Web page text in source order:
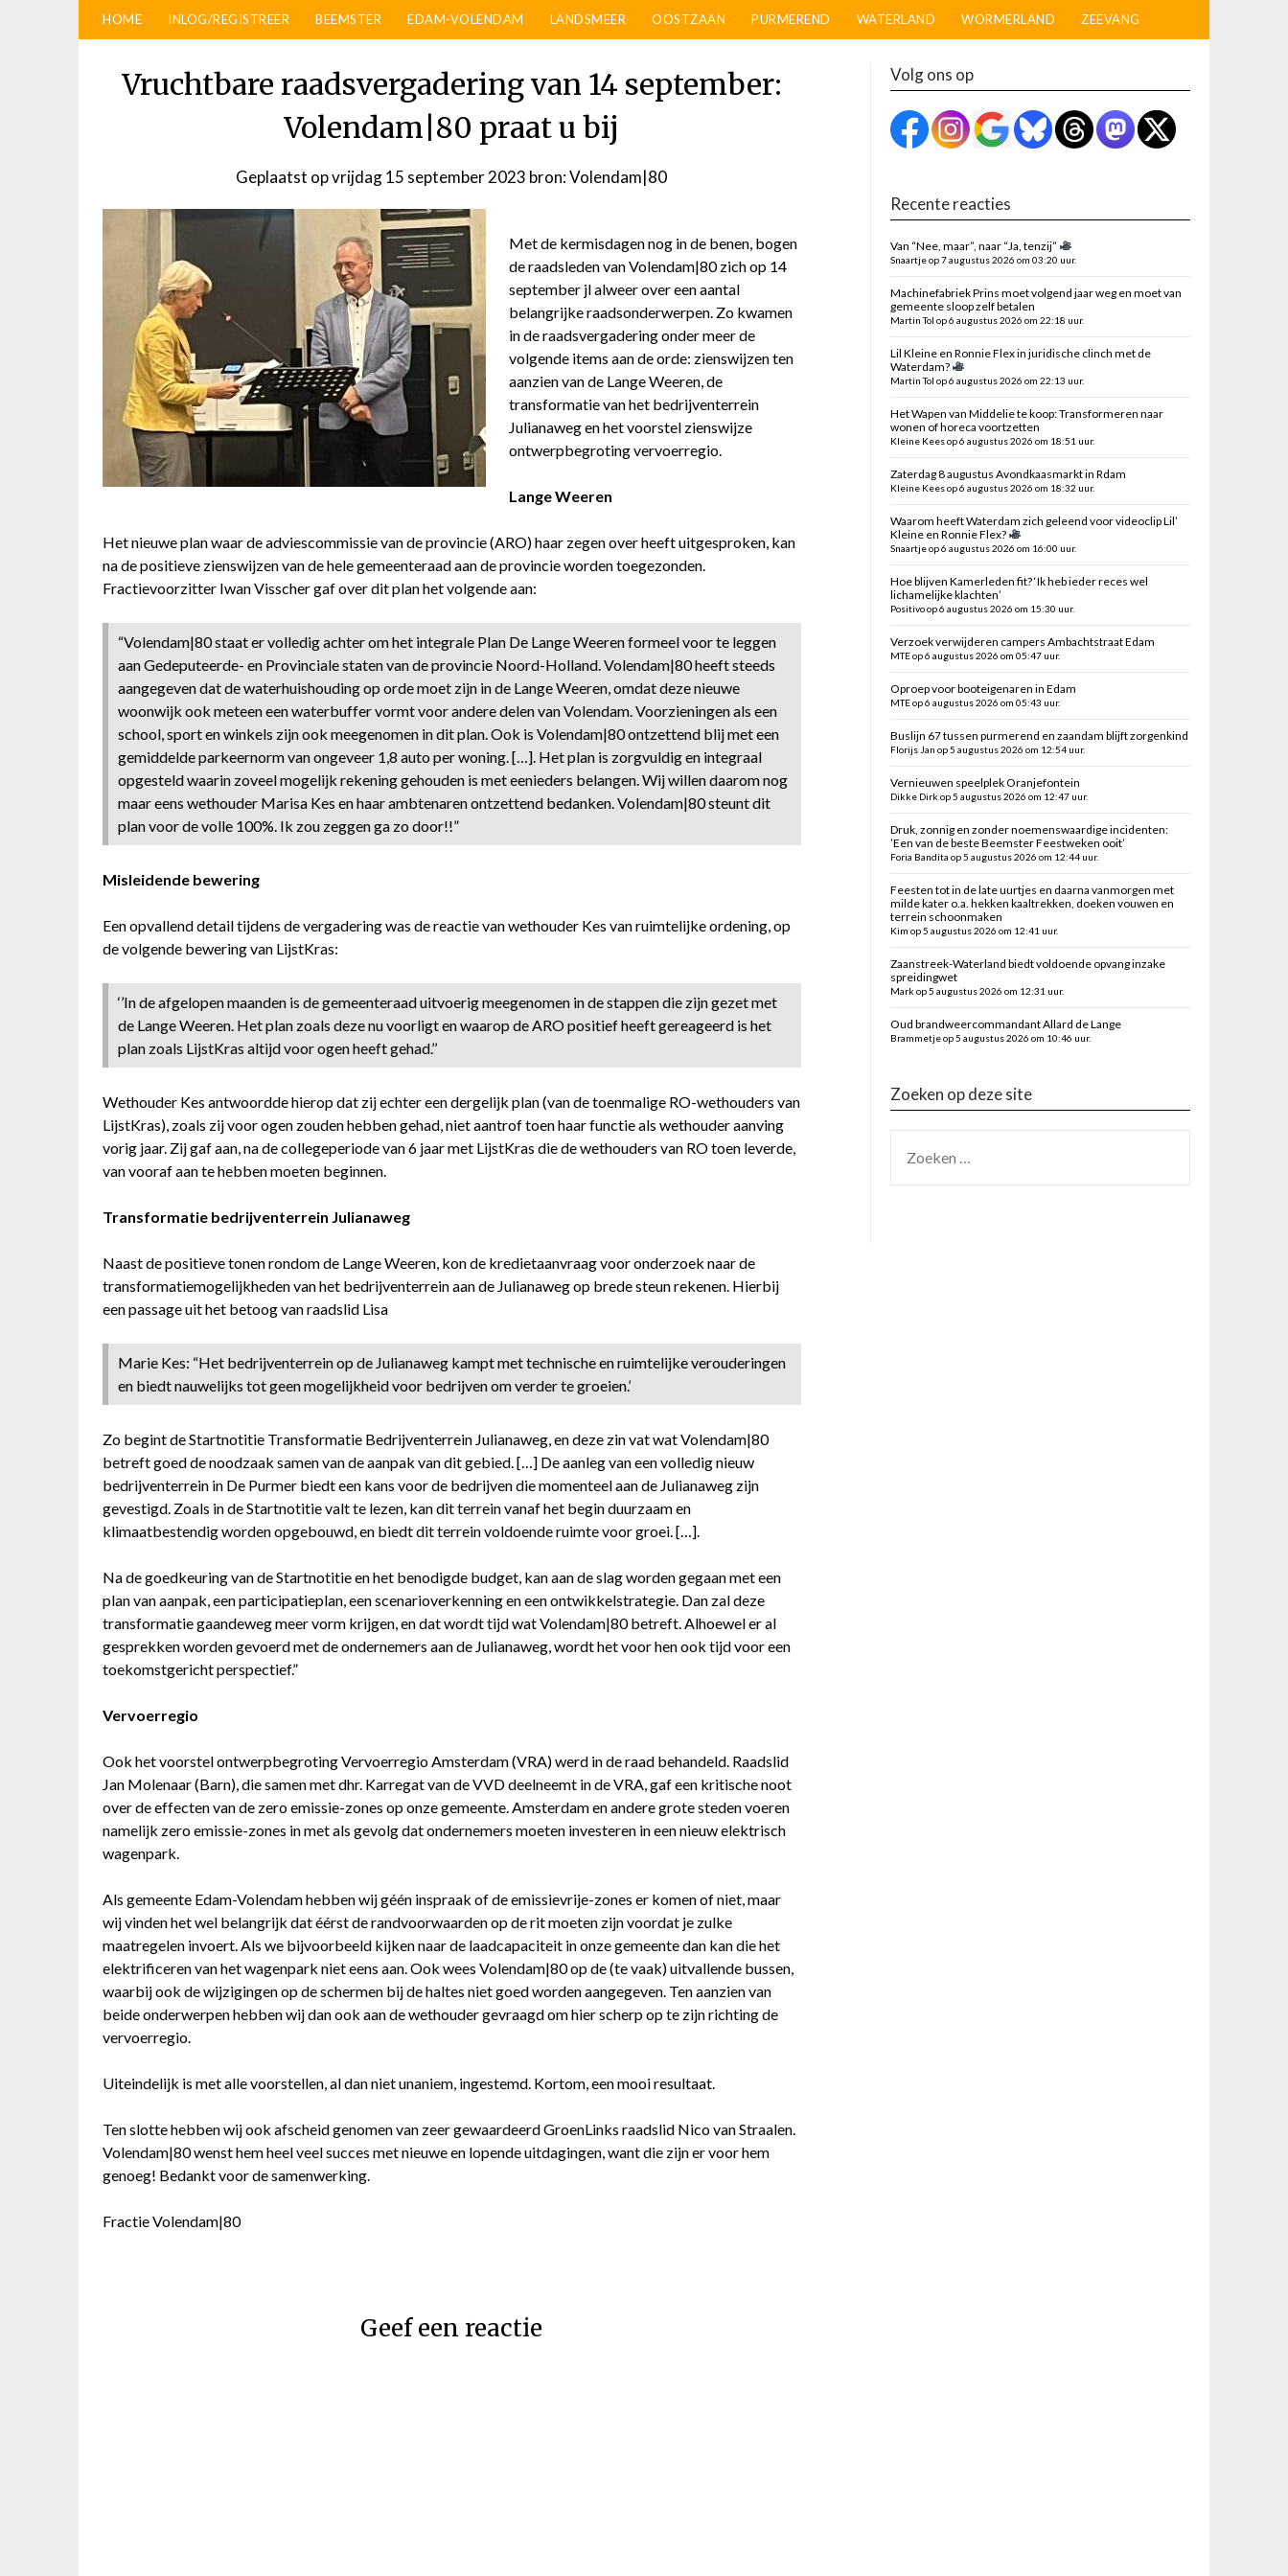
HOME INLOG/REGISTREER BEEMSTER EDAM-VOLENDAM LANDSMEER OOSTZAAN PURMEREND WATERLAND WORMERLAND ZEEVANG
Vruchtbare raadsvergadering van 14 september:
Volendam|80 praat u bij
Geplaatst opvrijdag 15 september 2023 door
bron: Volendam|80
Met de kermisdagen nog in de benen, bogen
de raadsleden van Volendam|80 zich op 14
september jl alweer over een aantal
belangrijke raadsonderwerpen. Zo kwamen
in de raadsvergadering onder meer de
volgende items aan de orde: zienswijzen ten
aanzien van de Lange Weeren, de
transformatie van het bedrijventerrein
Julianaweg en het voorstel zienswijze
ontwerpbegroting vervoerregio.
Lange Weeren
Het nieuwe plan waar de adviescommissie van de provincie (ARO) haar zegen over heeft uitgesproken, kan
na de positieve zienswijzen van de hele gemeenteraad aan de provincie worden toegezonden.
Fractievoorzitter Iwan Visscher gaf over dit plan het volgende aan:
“Volendam|80 staat er volledig achter om het integrale Plan De Lange Weeren formeel voor te leggen
aan Gedeputeerde- en Provinciale staten van de provincie Noord-Holland. Volendam|80 heeft steeds
aangegeven dat de waterhuishouding op orde moet zijn in de Lange Weeren, omdat deze nieuwe
woonwijk ook meteen een waterbuffer vormt voor andere delen van Volendam. Voorzieningen als een
school, sport en winkels zijn ook meegenomen in dit plan. Ook is Volendam|80 ontzettend blij met een
gemiddelde parkeernorm van ongeveer 1,8 auto per woning. […]. Het plan is zorgvuldig en integraal
opgesteld waarin zoveel mogelijk rekening gehouden is met eenieders belangen. Wij willen daarom nog
maar eens wethouder Marisa Kes en haar ambtenaren ontzettend bedanken. Volendam|80 steunt dit
plan voor de volle 100%. Ik zou zeggen ga zo door!!”
Misleidende bewering
Een opvallend detail tijdens de vergadering was de reactie van wethouder Kes van ruimtelijke ordening, op
de volgende bewering van LijstKras:
‘’In de afgelopen maanden is de gemeenteraad uitvoerig meegenomen in de stappen die zijn gezet met
de Lange Weeren. Het plan zoals deze nu voorligt en waarop de ARO positief heeft gereageerd is het
plan zoals LijstKras altijd voor ogen heeft gehad.’’
Wethouder Kes antwoordde hierop dat zij echter een dergelijk plan (van de toenmalige RO-wethouders van
LijstKras), zoals zij voor ogen zouden hebben gehad, niet aantrof toen haar functie als wethouder aanving
vorig jaar. Zij gaf aan, na de collegeperiode van 6 jaar met LijstKras die de wethouders van RO toen leverde,
van vooraf aan te hebben moeten beginnen.
Transformatie bedrijventerrein Julianaweg
Naast de positieve tonen rondom de Lange Weeren, kon de kredietaanvraag voor onderzoek naar de
transformatiemogelijkheden van het bedrijventerrein aan de Julianaweg op brede steun rekenen. Hierbij
een passage uit het betoog van raadslid Lisa
Marie Kes: “Het bedrijventerrein op de Julianaweg kampt met technische en ruimtelijke verouderingen
en biedt nauwelijks tot geen mogelijkheid voor bedrijven om verder te groeien.’
Zo begint de Startnotitie Transformatie Bedrijventerrein Julianaweg, en deze zin vat wat Volendam|80
betreft goed de noodzaak samen van de aanpak van dit gebied. […] De aanleg van een volledig nieuw
bedrijventerrein in De Purmer biedt een kans voor de bedrijven die momenteel aan de Julianaweg zijn
gevestigd. Zoals in de Startnotitie valt te lezen, kan dit terrein vanaf het begin duurzaam en
klimaatbestendig worden opgebouwd, en biedt dit terrein voldoende ruimte voor groei. […].
Na de goedkeuring van de Startnotitie en het benodigde budget, kan aan de slag worden gegaan met een
plan van aanpak, een participatieplan, een scenarioverkenning en een ontwikkelstrategie. Dan zal deze
transformatie gaandeweg meer vorm krijgen, en dat wordt tijd wat Volendam|80 betreft. Alhoewel er al
gesprekken worden gevoerd met de ondernemers aan de Julianaweg, wordt het voor hen ook tijd voor een
toekomstgericht perspectief.”
Vervoerregio
Ook het voorstel ontwerpbegroting Vervoerregio Amsterdam (VRA) werd in de raad behandeld. Raadslid
Jan Molenaar (Barn), die samen met dhr. Karregat van de VVD deelneemt in de VRA, gaf een kritische noot
over de effecten van de zero emissie-zones op onze gemeente. Amsterdam en andere grote steden voeren
namelijk zero emissie-zones in met als gevolg dat ondernemers moeten investeren in een nieuw elektrisch
wagenpark.
Als gemeente Edam-Volendam hebben wij géén inspraak of de emissievrije-zones er komen of niet, maar
wij vinden het wel belangrijk dat éérst de randvoorwaarden op de rit moeten zijn voordat je zulke
maatregelen invoert. Als we bijvoorbeeld kijken naar de laadcapaciteit in onze gemeente dan kan die het
elektrificeren van het wagenpark niet eens aan. Ook wees Volendam|80 op de (te vaak) uitvallende bussen,
waarbij ook de wijzigingen op de schermen bij de haltes niet goed worden aangegeven. Ten aanzien van
beide onderwerpen hebben wij dan ook aan de wethouder gevraagd om hier scherp op te zijn richting de
vervoerregio.
Uiteindelijk is met alle voorstellen, al dan niet unaniem, ingestemd. Kortom, een mooi resultaat.
Ten slotte hebben wij ook afscheid genomen van zeer gewaardeerd GroenLinks raadslid Nico van Straalen.
Volendam|80 wenst hem heel veel succes met nieuwe en lopende uitdagingen, want die zijn er voor hem
genoeg! Bedankt voor de samenwerking.
Fractie Volendam|80
Geef een reactie
Volg ons op
Recente reacties
Van “Nee, maar”, naar “Ja, tenzij”
Snaartje op 7 augustus 2026 om 03:20 uur.
Machinefabriek Prins moet volgend jaar weg en moet van
gemeente sloop zelf betalen
Martin Tol op 6 augustus 2026 om 22:18 uur.
Lil Kleine en Ronnie Flex in juridische clinch met de
Waterdam?
Martin Tol op 6 augustus 2026 om 22:13 uur.
Het Wapen van Middelie te koop: Transformeren naar
wonen of horeca voortzetten
Kleine Kees op 6 augustus 2026 om 18:51 uur.
Zaterdag 8 augustus Avondkaasmarkt in Rdam
Kleine Kees op 6 augustus 2026 om 18:32 uur.
Waarom heeft Waterdam zich geleend voor videoclip Lil’
Kleine en Ronnie Flex?
Snaartje op 6 augustus 2026 om 16:00 uur.
Hoe blijven Kamerleden fit? ‘Ik heb ieder reces wel
lichamelijke klachten’
Positivo op 6 augustus 2026 om 15:30 uur.
Verzoek verwijderen campers Ambachtstraat Edam
MTE op 6 augustus 2026 om 05:47 uur.
Oproep voor booteigenaren in Edam
MTE op 6 augustus 2026 om 05:43 uur.
Buslijn 67 tussen purmerend en zaandam blijft zorgenkind
Florijs Jan op 5 augustus 2026 om 12:54 uur.
Vernieuwen speelplek Oranjefontein
Dikke Dirk op 5 augustus 2026 om 12:47 uur.
Druk, zonnig en zonder noemenswaardige incidenten:
’Een van de beste Beemster Feestweken ooit’
Foria Bandita op 5 augustus 2026 om 12:44 uur.
Feesten tot in de late uurtjes en daarna vanmorgen met
milde kater o.a. hekken kaaltrekken, doeken vouwen en
terrein schoonmaken
Kim op 5 augustus 2026 om 12:41 uur.
Zaanstreek-Waterland biedt voldoende opvang inzake
spreidingwet
Mark op 5 augustus 2026 om 12:31 uur.
Oud brandweercommandant Allard de Lange
Brammetje op 5 augustus 2026 om 10:46 uur.
Zoeken op deze site